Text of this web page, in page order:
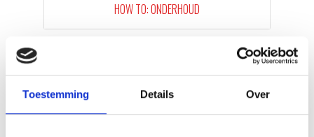
Toestemming Details Over
HOW TO: ONDERHOUD